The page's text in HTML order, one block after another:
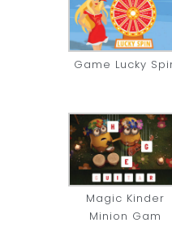
Game Lucky
Magic Kinder
Minion Gam